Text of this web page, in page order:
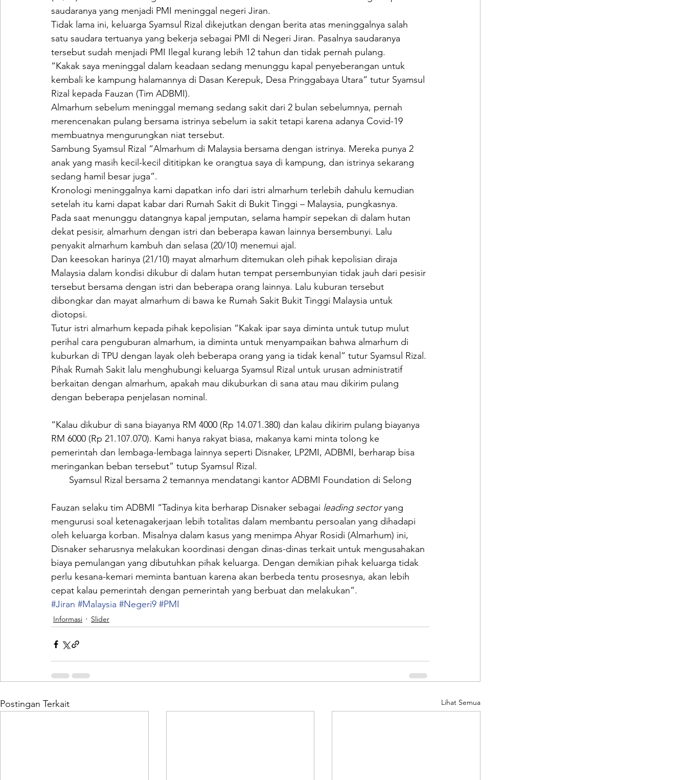
saudaranya yang menjadi PMI meninggal negeri Jiran.
Tidak lama ini, keluarga Syamsul Rizal dikejutkan dengan berita atas meninggalnya salah
satu saudara tertuanya yang bekerja sebagai PMI di Negeri Jiran. Pasalnya saudaranya
tersebut sudah menjadi PMI Ilegal kurang lebih 12 tahun dan tidak pernah pulang.
“Kakak saya meninggal dalam keadaan sedang menunggu kapal penyeberangan untuk
kembali ke kampung halamannya di Dasan Kerepuk, Desa Pringgabaya Utara” tutur Syamsul
Rizal kepada Fauzan (Tim ADBMI).
Almarhum sebelum meninggal memang sedang sakit dari 2 bulan sebelumnya, pernah
merencenakan pulang bersama istrinya sebelum ia sakit tetapi karena adanya Covid-19
membuatnya mengurungkan niat tersebut.
Sambung Syamsul Rizal “Almarhum di Malaysia bersama dengan istrinya. Mereka punya 2
anak yang masih kecil-kecil dititipkan ke orangtua saya di kampung, dan istrinya sekarang
sedang hamil besar juga”.
Kronologi meninggalnya kami dapatkan info dari istri almarhum terlebih dahulu kemudian
setelah itu kami dapat kabar dari Rumah Sakit di Bukit Tinggi – Malaysia, pungkasnya.
Pada saat menunggu datangnya kapal jemputan, selama hampir sepekan di dalam hutan
dekat pesisir, almarhum dengan istri dan beberapa kawan lainnya bersembunyi. Lalu
penyakit almarhum kambuh dan selasa (20/10) menemui ajal.
Dan keesokan harinya (21/10) mayat almarhum ditemukan oleh pihak kepolisian diraja
Malaysia dalam kondisi dikubur di dalam hutan tempat persembunyian tidak jauh dari pesisir
tersebut bersama dengan istri dan beberapa orang lainnya. Lalu kuburan tersebut
dibongkar dan mayat almarhum di bawa ke Rumah Sakit Bukit Tinggi Malaysia untuk
diotopsi.
Tutur istri almarhum kepada pihak kepolisian “Kakak ipar saya diminta untuk tutup mulut
perihal cara penguburan almarhum, ia diminta untuk menyampaikan bahwa almarhum di
kuburkan di TPU dengan layak oleh beberapa orang yang ia tidak kenal” tutur Syamsul Rizal.
Pihak Rumah Sakit lalu menghubungi keluarga Syamsul Rizal untuk urusan administratif
berkaitan dengan almarhum, apakah mau dikuburkan di sana atau mau dikirim pulang
dengan beberapa penjelasan nominal.
“Kalau dikubur di sana biayanya RM 4000 (Rp 14.071.380) dan kalau dikirim pulang biayanya
RM 6000 (Rp 21.107.070). Kami hanya rakyat biasa, makanya kami minta tolong ke
pemerintah dan lembaga-lembaga lainnya seperti Disnaker, LP2MI, ADBMI, berharap bisa
meringankan beban tersebut” tutup Syamsul Rizal.
Syamsul Rizal bersama 2 temannya mendatangi kantor ADBMI Foundation di Selong
Fauzan selaku tim ADBMI “Tadinya kita berharap Disnaker sebagai leading sector yang
mengurusi soal ketenagakerjaan lebih totalitas dalam membantu persoalan yang dihadapi
oleh keluarga korban. Misalnya dalam kasus yang menimpa Ahyar Rosidi (Almarhum) ini,
Disnaker seharusnya melakukan koordinasi dengan dinas-dinas terkait untuk mengusahakan
biaya pemulangan yang dibutuhkan pihak keluarga. Dengan demikian pihak keluarga tidak
perlu kesana-kemari meminta bantuan karena akan berbeda tentu prosesnya, akan lebih
cepat kalau pemerintah dengan pemerintah yang berbuat dan melakukan”.
#Jiran #Malaysia #Negeri9 #PMI
Informasi Slider
Postingan Terkait Lihat Semua